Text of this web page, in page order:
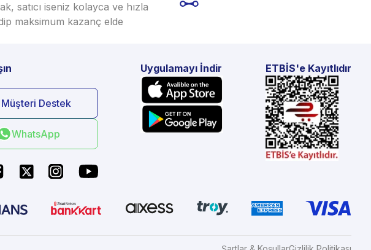
satıcı iseniz kolayca ve hızla
maksimum kazanç elde
Müşteri Destek
WhatsApp
Uygulamayı İndir ETBİS'e Kayıtlıdır